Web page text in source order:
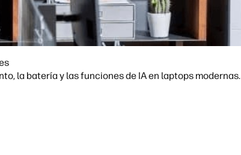
la batería y las funciones de IA en laptops modernas.